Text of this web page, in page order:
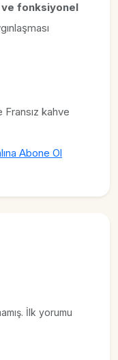
ve fonksiyonel
kahve
Abone Ol
İlk yorumu